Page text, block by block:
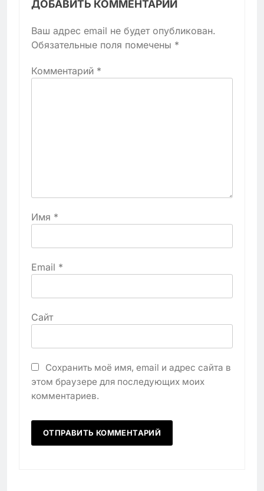
ДОБАВИТЬ КОММЕНТАРИЙ
Ваш адрес email не будет опубликован.
Обязательные поля помечены *
Комментарий *
Имя *
Email *
Сайт
Сохранить моё имя, email и адрес сайта в
этом браузере для последующих моих
комментариев.